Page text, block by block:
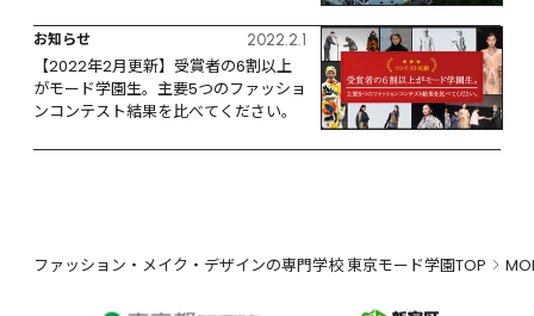
お知らせ 2022.2.1
【2022年2月更新】受賞者の6割以上
がモード学園生。主要5つのファッショ
ンコンテスト結果を比べてください。
ファッション・メイク・デザインの専門学校 東京モード学園TOP